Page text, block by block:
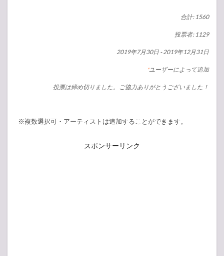
合計: 1560
投票者: 1129
2019年7月30日 -2019年12月31日
*ユーザーによって追加
投票は締め切りました。ご協力ありがとうございました！
※複数選択可・アーティストは追加することができます。
スポンサーリンク